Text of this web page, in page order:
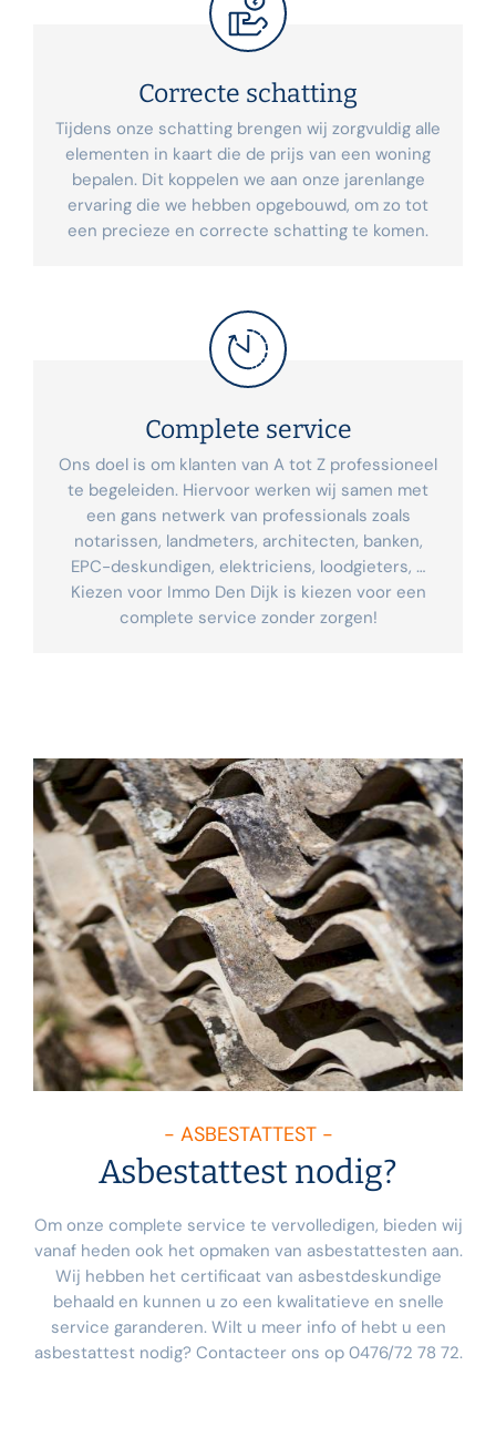
Correcte schatting
Tijdens onze schatting brengen wij zorgvuldig alle
elementen in kaart die de prijs van een woning
bepalen. Dit koppelen we aan onze jarenlange
ervaring die we hebben opgebouwd, om zo tot
een precieze en correcte schatting te komen.
Complete service
Ons doel is om klanten van A tot Z professioneel
te begeleiden. Hiervoor werken wij samen met
een gans netwerk van professionals zoals
notarissen, landmeters, architecten, banken,
EPC-deskundigen, elektriciens, loodgieters, …
Kiezen voor Immo Den Dijk is kiezen voor een
complete service zonder zorgen!
- ASBESTATTEST -
Asbestattest nodig?
Om onze complete service te vervolledigen, bieden wij
vanaf heden ook het opmaken van asbestattesten aan.
Wij hebben het certificaat van asbestdeskundige
behaald en kunnen u zo een kwalitatieve en snelle
service garanderen. Wilt u meer info of hebt u een
asbestattest nodig? Contacteer ons op 0476/72 78 72.